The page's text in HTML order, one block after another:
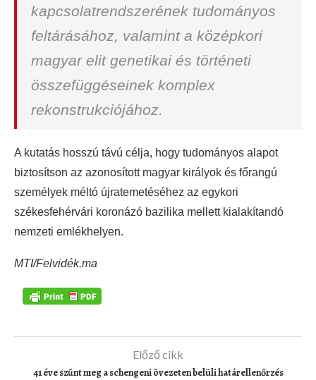
kapcsolatrendszerének tudományos
feltárásához, valamint a középkori
magyar elit genetikai és történeti
összefüggéseinek komplex
rekonstrukciójához.
A kutatás hosszú távú célja, hogy tudományos alapot
biztosítson az azonosított magyar királyok és főrangú
személyek méltó újratemetéséhez az egykori
székesfehérvári koronázó bazilika mellett kialakítandó
nemzeti emlékhelyen.
MTI/Felvidék.ma
Előző cikk
41 éve szűnt meg a schengeni övezeten belüli határellenőrzés